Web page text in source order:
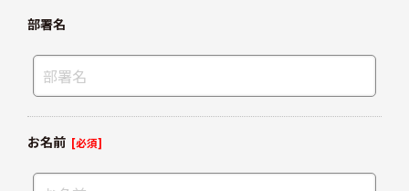
部署名
お名前 [必須]